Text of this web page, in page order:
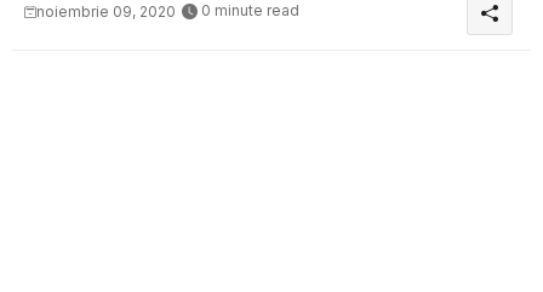
noiembrie 09, 2020 0 minute read